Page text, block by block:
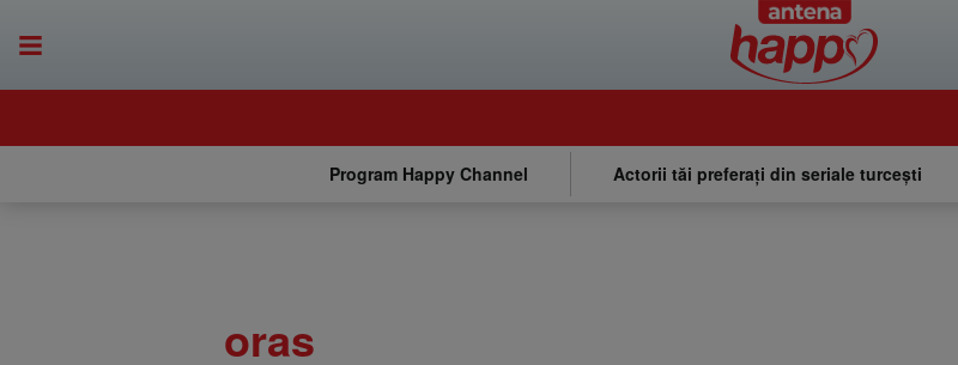
Program Happy Channel Actorii tăi preferați din seriale turcești
oras